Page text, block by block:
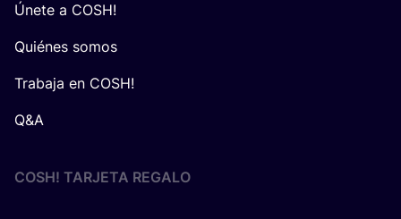
Únete a COSH!
Quiénes somos
Trabaja en COSH!
Q&A
COSH! TARJETA REGALO